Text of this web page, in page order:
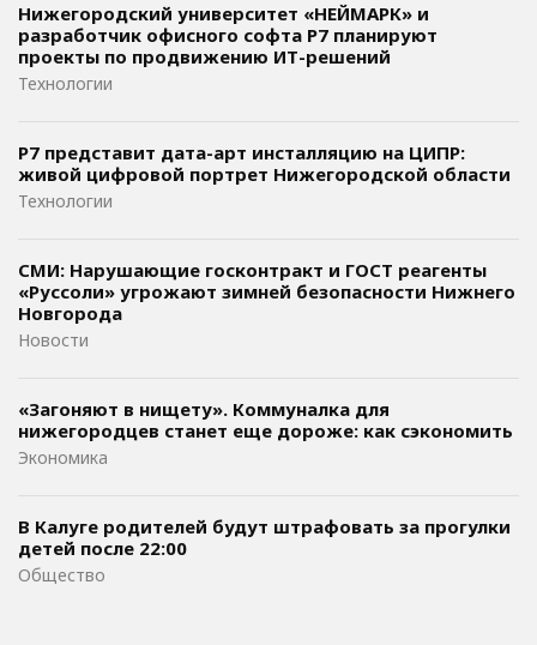
Нижегородский университет «НЕЙМАРК» и
разработчик офисного софта P7 планируют
проекты по продвижению ИТ-решений
Технологии
Р7 представит дата-арт инсталляцию на ЦИПР:
живой цифровой портрет Нижегородской области
Технологии
СМИ: Нарушающие госконтракт и ГОСТ реагенты
«Руссоли» угрожают зимней безопасности Нижнего
Новгорода
Новости
«Загоняют в нищету». Коммуналка для
нижегородцев станет еще дороже: как сэкономить
Экономика
В Калуге родителей будут штрафовать за прогулки
детей после 22:00
Общество